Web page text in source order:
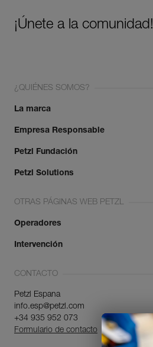
¡Únete a la comunidad!
¿QUIÉNES SOMOS?
La marca
Empresa Responsable
Petzl Fundación
Petzl Solutions
OTRAS PÁGINAS WEB PETZL
Operadores
Intervención
CONTACTO
Petzl Espana
info.esp@petzl.com
+34 935 952 073
Formulario de contacto